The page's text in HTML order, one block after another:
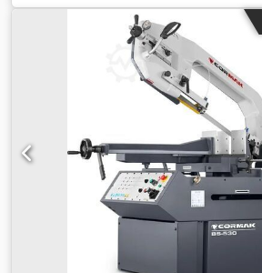
Apvsk Hidrauliska rokas nolaidīšana –
vadība bez pārslodzes riska
-45° līdz +60° – ātra regulēšana bez
Jaudīgs 1500/1100 W motors (2/4 polu)
arī bieziem profiliem 2 lentas ātrumi:
pielāgoti materiāla tipam Stabila
bez vibrācijām, augsta precizitāte
ātra materiāla nomaiņa sērijveida
dzesēšana – pagarināts lentes
griešanas kvalitāte Automātiska
400 V | trīsfāzu savienojums 50 Hz
1100 W Lentas ātrums 34 / 68 m/min
27 × 0,9 mm Skriemeļu diametrs 305
diapazons 45°L | 30°L | 15°L | 0° |